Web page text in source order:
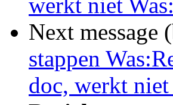
werkt niet
Next message
stappen
doc, werkt